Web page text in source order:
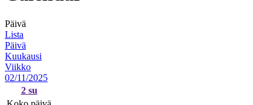
Päivä
Lista
Päivä
Kuukausi
Viikko
02/11/2025
2 su